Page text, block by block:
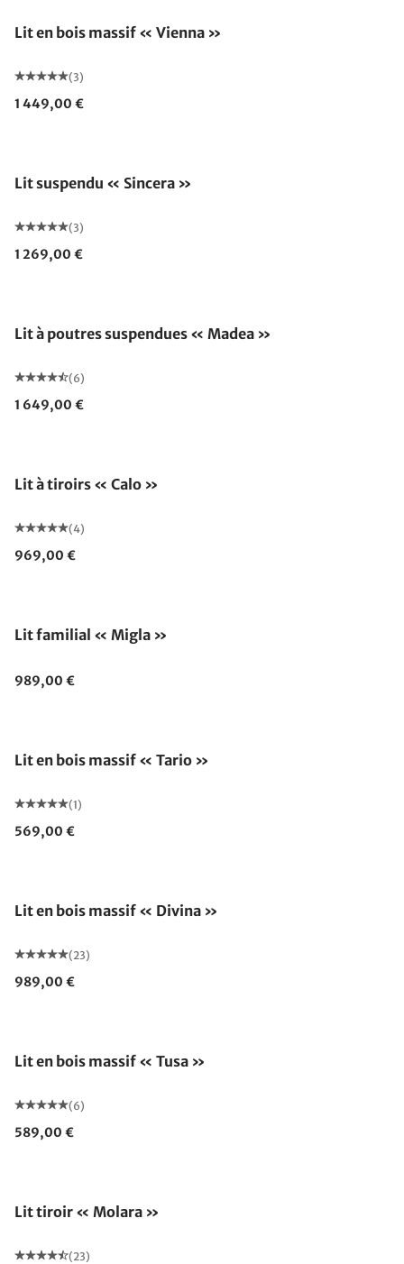
Lit en bois massif « Vienna »
(3)
1 449,00 €
Lit suspendu « Sincera »
(3)
1 269,00 €
Lit à poutres suspendues « Madea »
(6)
1 649,00 €
Lit à tiroirs « Calo »
(4)
969,00 €
Lit familial « Migla »
989,00 €
Lit en bois massif « Tario »
(1)
569,00 €
Lit en bois massif « Divina »
(23)
989,00 €
Lit en bois massif « Tusa »
(6)
589,00 €
Lit tiroir « Molara »
(23)